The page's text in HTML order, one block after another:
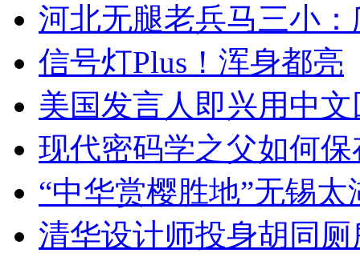
河北无腿老兵马三小
信号灯Plus！浑身都亮
美国发言人即兴用中
现代密码学之父如何
“中华赏樱胜地”无锡
清华设计师投身胡同